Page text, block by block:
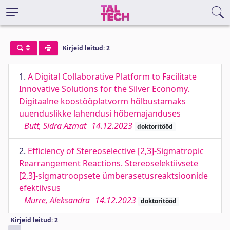
Kirjeid leitud: 2
1. A Digital Collaborative Platform to Facilitate
Innovative Solutions for the Silver Economy.
Digitaalne koostööplatvorm hõlbustamaks
uuenduslikke lahendusi hõbemajanduses
Butt, Sidra Azmat 14.12.2023 doktoritööd
2. Efficiency of Stereoselective [2,3]-Sigmatropic
Rearrangement Reactions. Stereoselektiivsete
[2,3]-sigmatroopsete ümberasetusreaktsioonide
efektiivsus
Murre, Aleksandra 14.12.2023 doktoritööd
Kirjeid leitud: 2